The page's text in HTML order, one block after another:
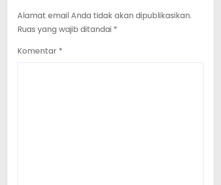
Alamat email Anda tidak akan dipublikasikan.
Ruas yang wajib ditandai *
Komentar *